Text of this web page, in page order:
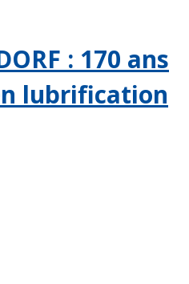
: 170 ans
lubrification